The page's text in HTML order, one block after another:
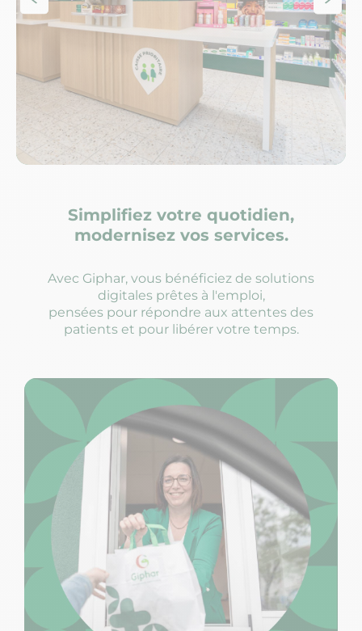
Simplifiez votre quotidien,
modernisez vos services.
Avec Giphar, vous bénéficiez de solutions
digitales prêtes à l'emploi,
pensées pour répondre aux attentes des
patients et pour libérer votre temps.